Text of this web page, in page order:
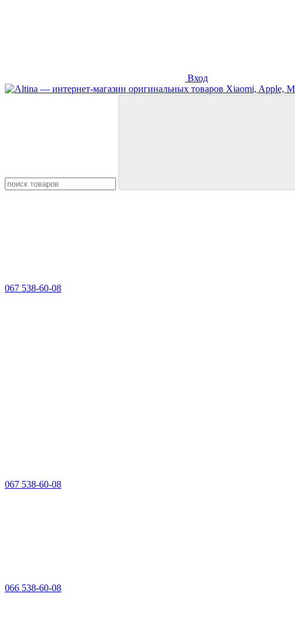
Вход
067 538-60-08
067 538-60-08
066 538-60-08